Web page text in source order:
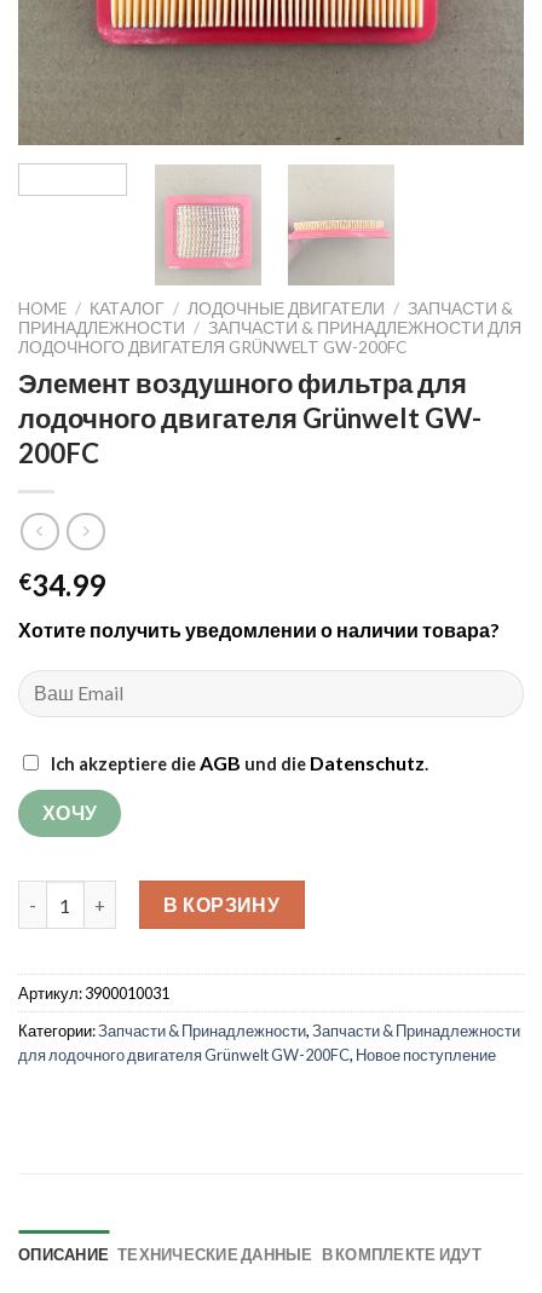
HOME / КАТАЛОГ / ЛОДОЧНЫЕ ДВИГАТЕЛИ / ЗАПЧАСТИ &
ПРИНАДЛЕЖНОСТИ / ЗАПЧАСТИ & ПРИНАДЛЕЖНОСТИ ДЛЯ
ЛОДОЧНОГО ДВИГАТЕЛЯ GRÜNWELT GW-200FC
Элемент воздушного фильтра для
лодочного двигателя Grünwelt GW-
200FC
€34.99
Хотите получить уведомлении о наличии товара?
Ich akzeptiere dieAGB und die Datenschutz.
Количество товара Элемент воздушного фильтра для
В КОРЗИНУ
Артикул:3900010031
Категории:Запчасти & Принадлежности,Запчасти & Принадлежности
для лодочного двигателя Grünwelt GW-200FC, Новое поступление
ОПИСАНИЕ ТЕХНИЧЕСКИЕ ДАННЫЕ В КОМПЛЕКТЕ ИДУТ